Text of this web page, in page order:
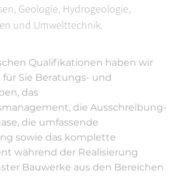
Geologie, Hydrogeologie,
und Umwelttechnik.
Qualifikationen haben wir
Sie Beratungs- und
das
die Ausschreibung-
die umfassende
sowie das komplette
während der Realisierung
Bauwerke aus den Bereichen